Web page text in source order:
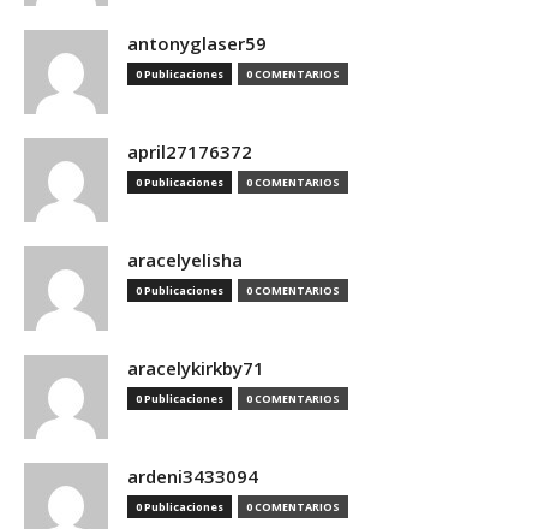
antonyglaser59
0 Publicaciones 0 COMENTARIOS
april27176372
0 Publicaciones 0 COMENTARIOS
aracelyelisha
0 Publicaciones 0 COMENTARIOS
aracelykirkby71
0 Publicaciones 0 COMENTARIOS
ardeni3433094
0 Publicaciones 0 COMENTARIOS